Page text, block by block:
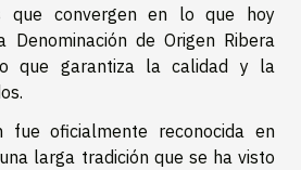
que convergen en lo que hoy
Denominación de Origen Ribera
que garantiza la calidad y la
fue oficialmente reconocida en
larga tradición que se ha visto